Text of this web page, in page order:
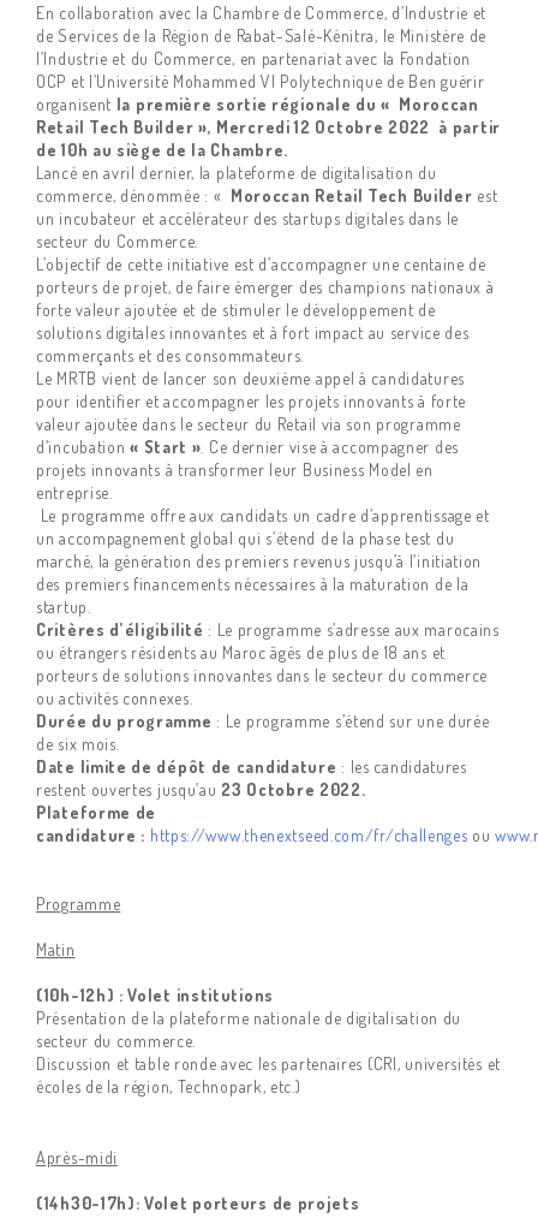
En collaboration avec la Chambre de Commerce, d’Industrie et
de Services de la Région de Rabat-Salé-Kénitra, le Ministère de
l’Industrie et du Commerce, en partenariat avec la Fondation
OCP et l’Université Mohammed VI Polytechnique de Ben guérir
organisent la première sortie régionale du « Moroccan
Retail Tech Builder », Mercredi 12 Octobre 2022 à partir
de 10h au siège de la Chambre.
Lancé en avril dernier, la plateforme de digitalisation du
commerce, dénommée : « Moroccan Retail Tech Builder est
un incubateur et accélérateur des startups digitales dans le
secteur du Commerce.
L’objectif de cette initiative est d’accompagner une centaine de
porteurs de projet, de faire émerger des champions nationaux à
forte valeur ajoutée et de stimuler le développement de
solutions digitales innovantes et à fort impact au service des
commerçants et des consommateurs.
Le MRTB vient de lancer son deuxième appel à candidatures
pour identifier et accompagner les projets innovants à forte
valeur ajoutée dans le secteur du Retail via son programme
d’incubation« Start » . Ce dernier vise à accompagner des
projets innovants à transformer leur Business Model en
entreprise.
Le programme offre aux candidats un cadre d’apprentissage et
un accompagnement global qui s’étend de la phase test du
marché, la génération des premiers revenus jusqu’à l’initiation
des premiers financements nécessaires à la maturation de la
startup.
Critères d’éligibilité : Le programme s’adresse aux marocains
ou étrangers résidents au Maroc âgés de plus de 18 ans et
porteurs de solutions innovantes dans le secteur du commerce
ou activités connexes.
Durée du programme : Le programme s’étend sur une durée
de six mois.
Date limite de dépôt de candidature : les candidatures
restent ouvertes jusqu’au 23 Octobre 2022.
Plateforme de
candidature : https://www.thenextseed.com/fr/challenges ou
Programme
Matin
(10h-12h) : Volet institutions
Présentation de la plateforme nationale de digitalisation du
secteur du commerce.
Discussion et table ronde avec les partenaires (CRI, universités et
écoles de la région, Technopark, etc.)
Après-midi
(14h30-17h): Volet porteurs de projets